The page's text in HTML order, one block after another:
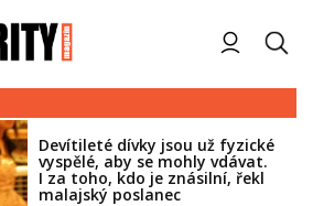
Devítileté dívky jsou už fyzické
vyspělé, aby se mohly vdávat.
I za toho, kdo je znásilní, řekl
malajský poslanec